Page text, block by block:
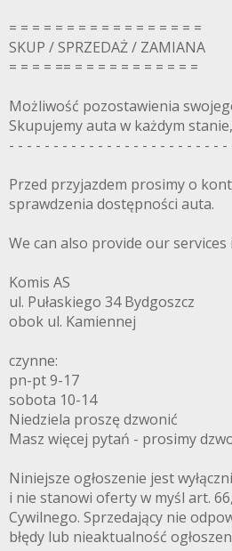
= = = = = = = = = = = = = = = = =
SKUP / SPRZEDAŻ / ZAMIANA
= = = = == = = = = = = = = = = =
Możliwość pozostawienia
Skupujemy auta w każdym
- - - - - - - - - - - - - - - - - - - - - - - -
Przed przyjazdem prosimy o
sprawdzenia dostępności auta.
We can also provide our
Komis AS
ul. Pułaskiego 34 Bydgoszcz
obok ul. Kamiennej
czynne:
pn-pt 9-17
sobota 10-14
Niedziela proszę dzwonić
Masz więcej pytań - prosimy
Niniejsze ogłoszenie jest
i nie stanowi oferty w myśl art.
Cywilnego. Sprzedający nie
błędy lub nieaktualność